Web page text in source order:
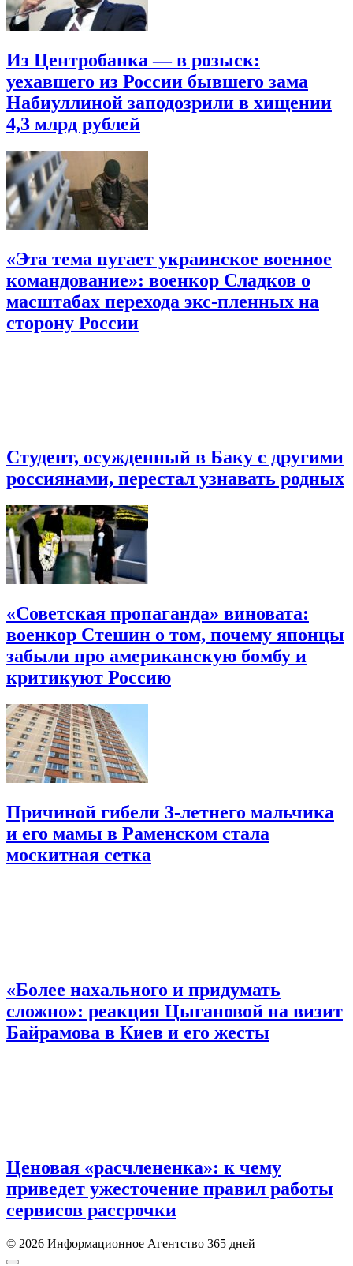
Из Центробанка — в розыск:
уехавшего из России бывшего зама
Набиуллиной заподозрили в хищении
4,3 млрд рублей
«Эта тема пугает украинское военное
командование»: военкор Сладков о
масштабах перехода экс-пленных на
сторону России
Студент, осужденный в Баку с другими
россиянами, перестал узнавать родных
«Советская пропаганда» виновата:
военкор Стешин о том, почему японцы
забыли про американскую бомбу и
критикуют Россию
Причиной гибели 3-летнего мальчика
и его мамы в Раменском стала
москитная сетка
«Более нахального и придумать
сложно»: реакция Цыгановой на визит
Байрамова в Киев и его жесты
Ценовая «расчлененка»: к чему
приведет ужесточение правил работы
сервисов рассрочки
© 2026 Информационное Агентство 365 дней